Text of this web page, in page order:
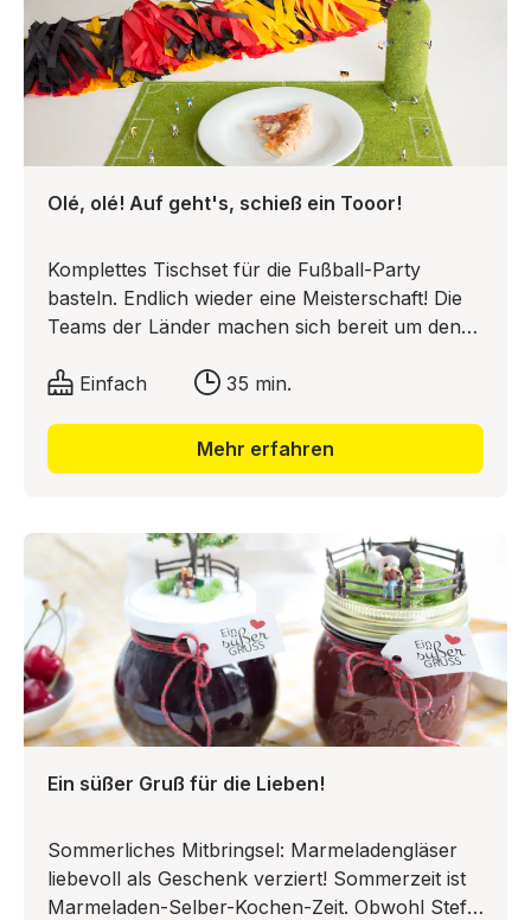
Olé, olé! Auf geht's, schieß ein Tooor!
Komplettes Tischset für die Fußball-Party
basteln. Endlich wieder eine Meisterschaft! Die
Teams der Länder machen sich bereit um den
richtige Deko sorgen für tolle Partys mit Ihren
Party-Styling wieder was Tolles ausgedacht und
zeigen Ihnen, wie Sie ein komplettes Tischset
beim Nachbasteln dieser kreativen Idee!
Einfach 35 min.
Mehr erfahren
Ein süßer Gruß für die Lieben!
Sommerliches Mitbringsel: Marmeladengläser
liebevoll als Geschenk verziert! Sommerzeit ist
Marmeladen-Selber-Kochen-Zeit. Obwohl Steffi